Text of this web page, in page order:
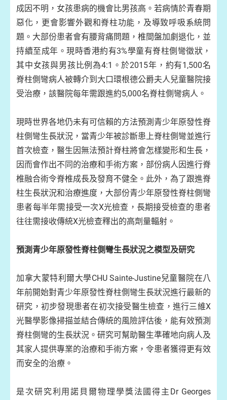
成因不明，女孩患病的機會比男孩高。若病情於青春期
惡化，更會影響外觀和脊柱功能，及導致呼吸系統問
題。大部份患者會有腰背痛問題，椎間盤加劇退化，並
持續至成年。現時香港約有3%學童有脊柱側彎徵狀，
其中女孩與男孩比例為4:1。於2015年，約有1,500名
脊柱側彎病人被轉介到大口環根德公爵夫人兒童醫院接
受治療，該醫院每年需跟進約5,000名脊柱側彎病人。
現時世界各地仍未有可信賴的方法預測青少年原發性脊
柱側彎生長狀況，當青少年被診斷患上脊柱側彎並進行
首次檢查，醫生因無法預計脊柱將會怎樣變形和生長，
因而會作出不同的治療和手術方案，部份病人因進行脊
椎融合術令脊椎成長及發育不健全。此外，為了跟進脊
柱生長狀況和治療進度，大部份青少年原發性脊柱側彎
患者每半年需接受一次X光檢查，長期接受檢查的患者
往往需接收傳統X光檢查釋出的高劑量輻射。
預測青少年原發性脊柱側彎生長狀況之模型及研究
加拿大蒙特利爾大學CHU Sainte-Justine兒童醫院在八
年前開始對青少年原發性脊柱側彎生長狀況進行最新的
研究，初步發現患者在初次接受醫生檢查，進行三維X
光醫學影像掃描並結合傳統的風險評估後，能有效預測
脊柱側彎的生長狀況。研究可幫助醫生準確地向病人及
其家人提供專業的治療和手術方案，令患者獲得更有效
而安全的治療。
是次研究利用諾貝爾物理學獎法國得主Dr Georges